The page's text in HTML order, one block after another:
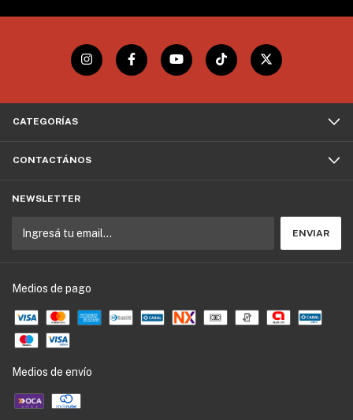
CATEGORÍAS
CONTACTÁNOS
NEWSLETTER
Medios de pago
Medios de envío